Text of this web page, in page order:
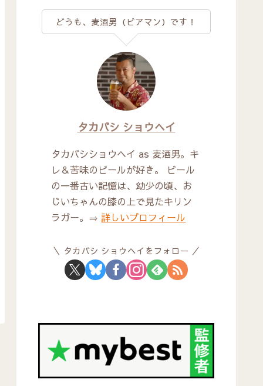
どうも、麦酒男（ビアマン）です！
タカバシ ショウヘイ
タカバシショウヘイ as 麦酒男。キ
レ＆苦味のビールが好き。 ビール
の一番古い記憶は、幼少の頃、お
じいちゃんの膝の上で見たキリン
ラガー。⇒詳しいプロフィール
タカバシ ショウヘイをフォロー